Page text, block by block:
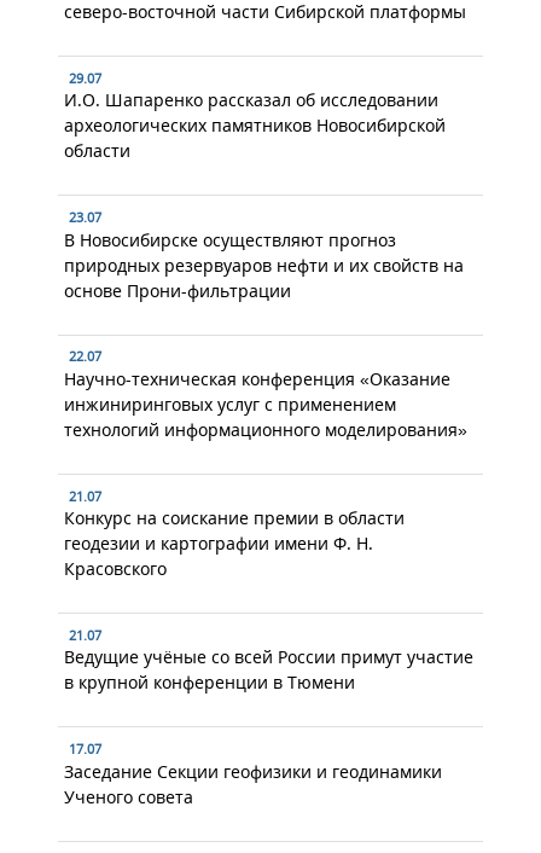
северо-восточной части Сибирской платформы
29.07
И.О. Шапаренко рассказал об исследовании
археологических памятников Новосибирской
области
23.07
В Новосибирске осуществляют прогноз
природных резервуаров нефти и их свойств на
основе Прони-фильтрации
22.07
Научно-техническая конференция «Оказание
инжиниринговых услуг с применением
технологий информационного моделирования»
21.07
Конкурс на соискание премии в области
геодезии и картографии имени Ф. Н.
Красовского
21.07
Ведущие учёные со всей России примут участие
в крупной конференции в Тюмени
17.07
Заседание Секции геофизики и геодинамики
Ученого совета